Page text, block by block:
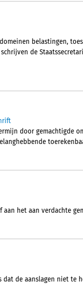
belastingen,
de
door gemachtigde
het aan verdachte
de aanslagen niet te